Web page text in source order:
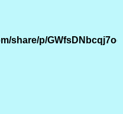
share/p/